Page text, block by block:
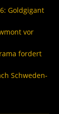
Goldgigant
vor
fordert
Schweden-